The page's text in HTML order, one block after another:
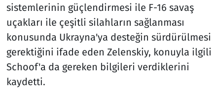
sistemlerinin güçlendirmesi ile F-16 savaş
uçakları ile çeşitli silahların sağlanması
konusunda Ukrayna'ya desteğin sürdürülmesi
gerektiğini ifade eden Zelenskiy, konuyla ilgili
Schoof'a da gereken bilgileri verdiklerini
kaydetti.